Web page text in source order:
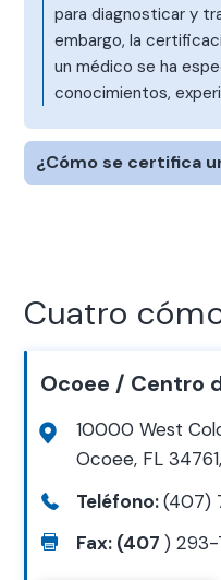
para diagnosticar y
embargo, la
un médico se ha
conocimientos,
¿Cómo se certifica
Cuatro
Ocoee / Centro
10000 West
Ocoee, FL 34761,
Teléfono:(407)
Fax: (407 )